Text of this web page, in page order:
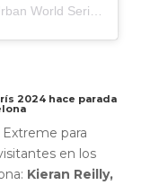
2024 hace parada
Extreme para
en los
Kieran Reilly,